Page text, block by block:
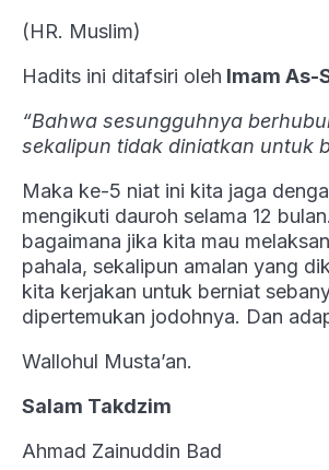
(HR. Muslim)
Hadits ini ditafsiri oleh Imam As-
“Bahwa sesungguhnya
sekalipun tidak diniatkan untuk
Maka ke-5 niat ini kita jaga
mengikuti dauroh selama 12
bagaimana jika kita mau
pahala, sekalipun amalan yang
kita kerjakan untuk berniat
dipertemukan jodohnya. Dan
Wallohul Musta’an.
Salam Takdzim
Ahmad Zainuddin Bad